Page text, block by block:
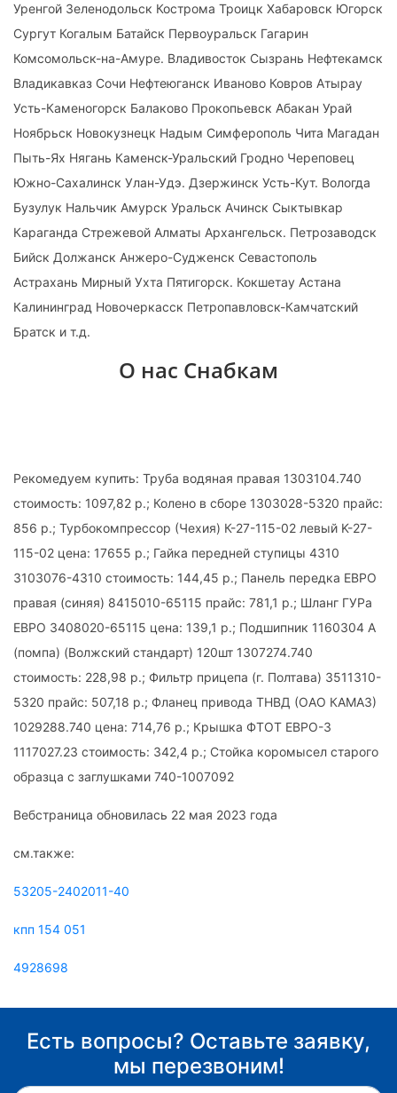
Уренгой Зеленодольск Кострома Троицк Хабаровск Югорск
Сургут Когалым Батайск Первоуральск Гагарин
Комсомольск-на-Амуре. Владивосток Сызрань Нефтекамск
Владикавказ Сочи Нефтеюганск Иваново Ковров Атырау
Усть-Каменогорск Балаково Прокопьевск Абакан Урай
Ноябрьск Новокузнецк Надым Симферополь Чита Магадан
Пыть-Ях Нягань Каменск-Уральский Гродно Череповец
Южно-Сахалинск Улан-Удэ. Дзержинск Усть-Кут. Вологда
Бузулук Нальчик Амурск Уральск Ачинск Сыктывкар
Караганда Стрежевой Алматы Архангельск. Петрозаводск
Бийск Должанск Анжеро-Судженск Севастополь
Астрахань Мирный Ухта Пятигорск. Кокшетау Астана
Калининград Новочеркасск Петропавловск-Камчатский
Братск и т.д.
О нас Снабкам
Рекомедуем купить: Труба водяная правая 1303104.740
стоимость: 1097,82 р.; Колено в сборе 1303028-5320 прайс:
856 р.; Турбокомпрессор (Чехия) К-27-115-02 левый K-27-
115-02 цена: 17655 р.; Гайка передней ступицы 4310
3103076-4310 стоимость: 144,45 р.; Панель передка ЕВРО
правая (синяя) 8415010-65115 прайс: 781,1 р.; Шланг ГУРа
ЕВРО 3408020-65115 цена: 139,1 р.; Подшипник 1160304 А
(помпа) (Волжский стандарт) 120шт 1307274.740
стоимость: 228,98 р.; Фильтр прицепа (г. Полтава) 3511310-
5320 прайс: 507,18 р.; Фланец привода ТНВД (ОАО КАМАЗ)
1029288.740 цена: 714,76 р.; Крышка ФТОТ ЕВРО-3
1117027.23 стоимость: 342,4 р.; Стойка коромысел старого
образца с заглушками 740-1007092
Вебстраница обновилась 22 мая 2023 года
см.также:
53205-2402011-40
кпп 154 051
4928698
Есть вопросы? Оставьте заявку,
мы перезвоним!